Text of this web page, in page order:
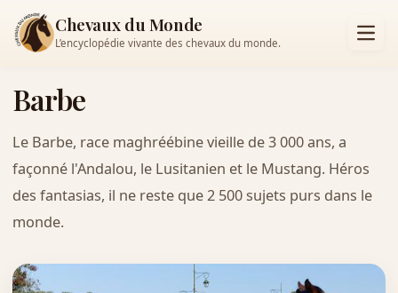
Chevaux du Monde
L’encyclopédie vivante des chevaux du monde.
Barbe
Le Barbe, race maghréébine vieille de 3 000 ans, a
façonné l'Andalou, le Lusitanien et le Mustang. Héros
des fantasias, il ne reste que 2 500 sujets purs dans le
monde.